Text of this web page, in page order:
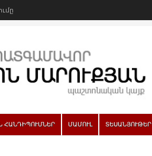
ՀԱՆԴԻՊՈՒՄՆԵՐ ՄԱՄՈՒԼ ՏԵՍԱՆՅՈՒԹԵՐ